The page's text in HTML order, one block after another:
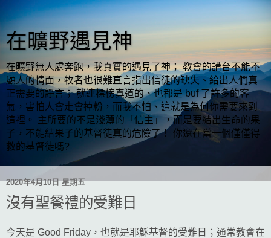
在曠野遇見神
在曠野無人處奔跑，我真實的遇見了神； 教會的講台不能不
顧人的情面，牧者也很難直言指出信徒的缺失、給出人們真
正需要的諍言； 就連標榜真道的、也都是 buf 了許多的客
氣，害怕人會走會掉粉，而我不怕、這就是為何你需要來到
這裡。 主所要的不是淺薄的「信主」，而是要結出生命的果
子，不能結果子的基督徒真的危險了！ 你還在當一個僅僅得
救的基督徒嗎?
2020年4月10日 星期五
沒有聖餐禮的受難日
今天是 Good Friday，也就是耶穌基督的受難日；通常教會在